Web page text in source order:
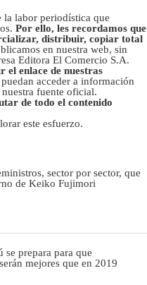
la labor periodística que
Por ello, les recordamos que
distribuir, copiar total
en nuestra web, sin
Editora El Comercio S.A.
el enlace de nuestras
acceder a información
fuente oficial.
de todo el contenido
este esfuerzo.
sector por sector, que
de Keiko Fujimori
se prepara para que
mejores que en 2019